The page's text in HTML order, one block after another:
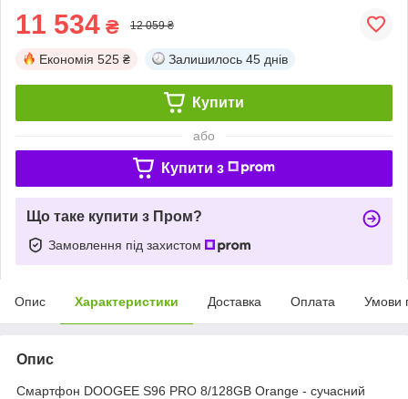
11 534 ₴ 12 059 ₴
Економія 525 ₴ Залишилось 45 днів
Купити
або
Купити з
Що таке купити з Пром?
Замовлення під захистом
Опис Характеристики Доставка Оплата Умови
Опис
Смартфон DOOGEE S96 PRO 8/128GB Orange - сучасний